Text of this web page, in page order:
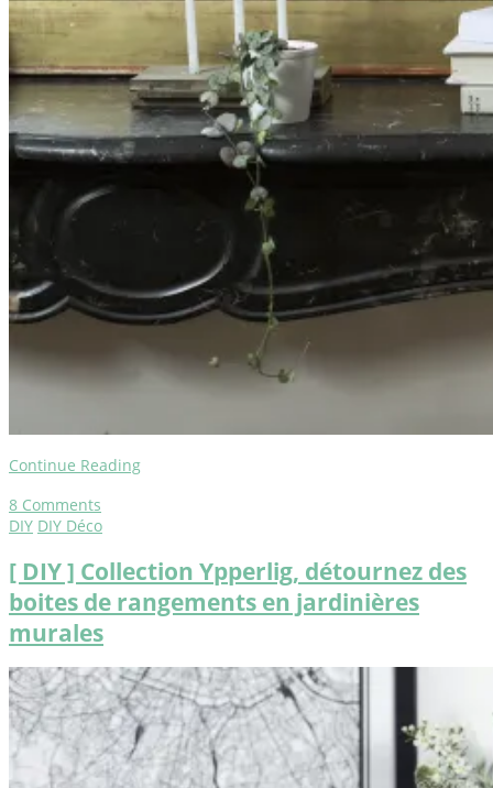
Continue Reading
8 Comments
DIY DIY Déco
[ DIY ] Collection Ypperlig, détournez des
boites de rangements en jardinières
murales